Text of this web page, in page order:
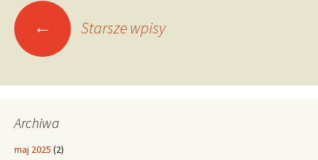
Nawigacja
po
wpisach
← Starsze wpisy
Archiwa
maj 2025 (2)